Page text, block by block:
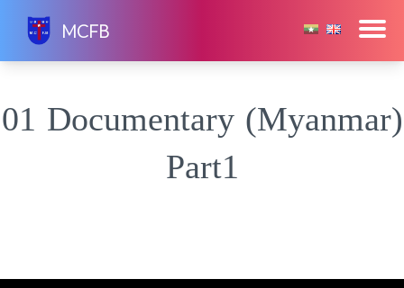
content
MCFB
01 Documentary (Myanmar)
Part1